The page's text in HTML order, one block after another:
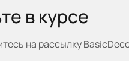
в курсе
на рассылку